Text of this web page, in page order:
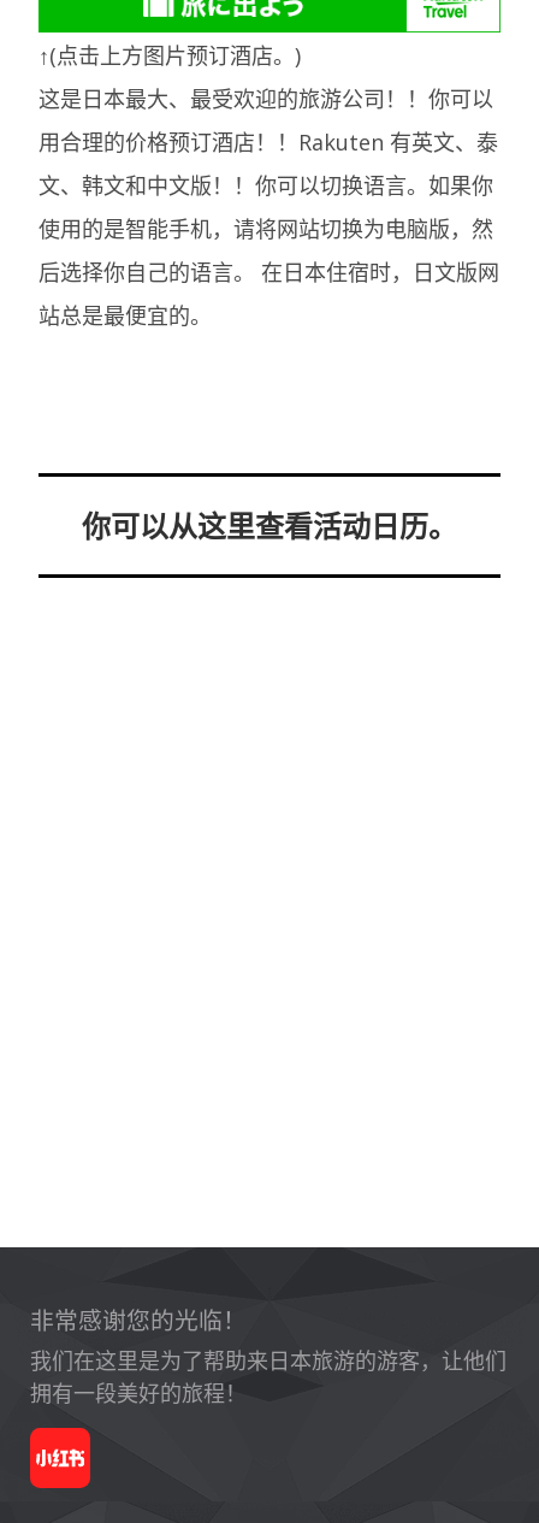
↑(点击上方图片预订酒店。)
这是日本最大、最受欢迎的旅游公司！！你可以
用合理的价格预订酒店！！Rakuten 有英文、泰
文、韩文和中文版！！你可以切换语言。如果你
使用的是智能手机，请将网站切换为电脑版，然
后选择你自己的语言。在日本住宿时，日文版网
站总是最便宜的。
你可以从这里查看活动日历。
非常感谢您的光临！
我们在这里是为了帮助来日本旅游的游客，让他们
拥有一段美好的旅程！